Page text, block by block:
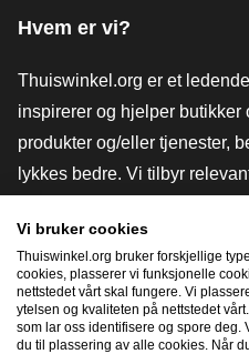
Hvem er vi?
Thuiswinkel.org er et
inspirerer og hjelper
produkter og/eller tjenester,
lykkes bedre. Vi tilbyr
verktøy og råd,
og har vår egen
Academy.
Vi bruker cookies
Thuiswinkel.org bruker forskjellige
cookies, plasserer vi funksjonelle
nettstedet vårt skal fungere. Vi
ytelsen og kvaliteten på nettstedet
som lar oss identifisere og spore deg.
du til plassering av alle cookies. Når